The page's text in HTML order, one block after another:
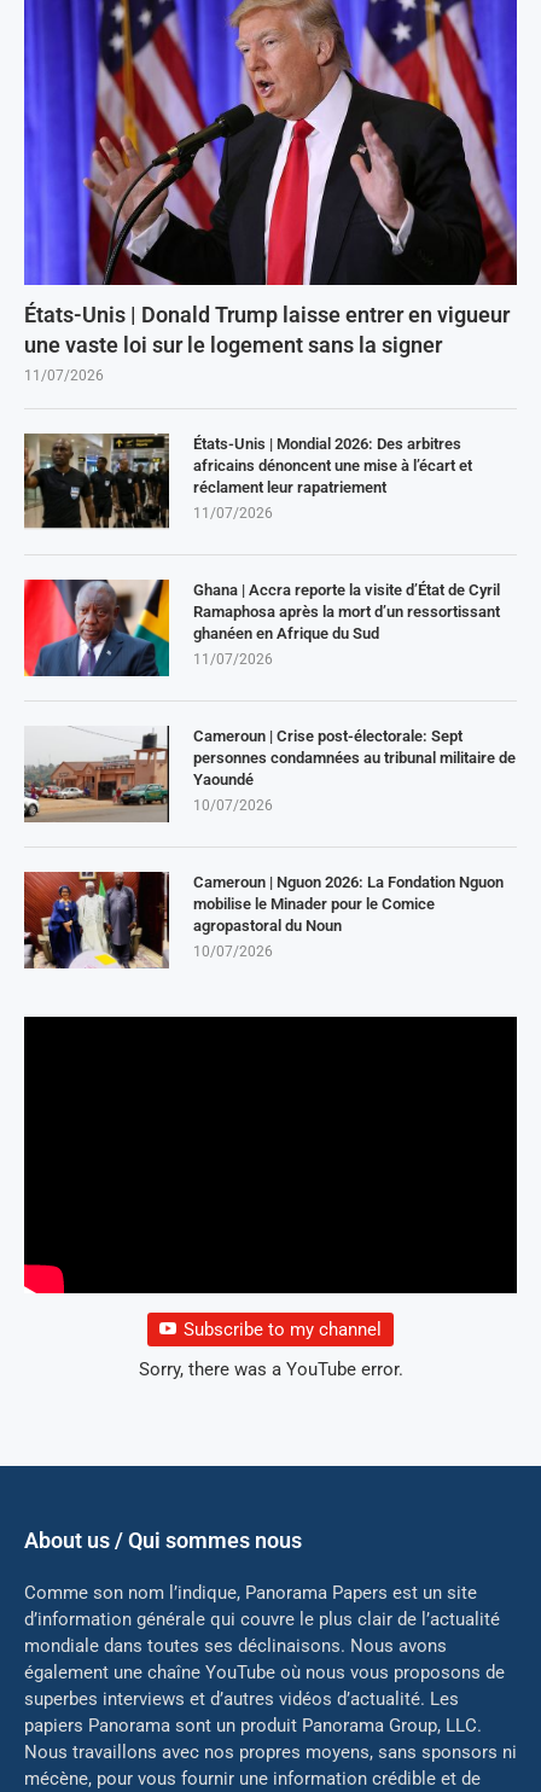
États-Unis | Donald Trump laisse entrer en vigueur
une vaste loi sur le logement sans la signer
11/07/2026
États-Unis | Mondial 2026: Des arbitres
africains dénoncent une mise à l’écart et
réclament leur rapatriement
11/07/2026
Ghana | Accra reporte la visite d’État de Cyril
Ramaphosa après la mort d’un ressortissant
ghanéen en Afrique du Sud
11/07/2026
Cameroun | Crise post-électorale: Sept
personnes condamnées au tribunal militaire de
Yaoundé
10/07/2026
Cameroun | Nguon 2026: La Fondation Nguon
mobilise le Minader pour le Comice
agropastoral du Noun
10/07/2026
Subscribe to my channel
Sorry, there was a YouTube error.
About us / Qui sommes nous
Comme son nom l’indique, Panorama Papers est un site
d’information générale qui couvre le plus clair de l’actualité
mondiale dans toutes ses déclinaisons. Nous avons
également une chaîne YouTube où nous vous proposons de
superbes interviews et d’autres vidéos d’actualité. Les
papiers Panorama sont un produit Panorama Group, LLC.
Nous travaillons avec nos propres moyens, sans sponsors ni
mécène, pour vous fournir une information crédible et de